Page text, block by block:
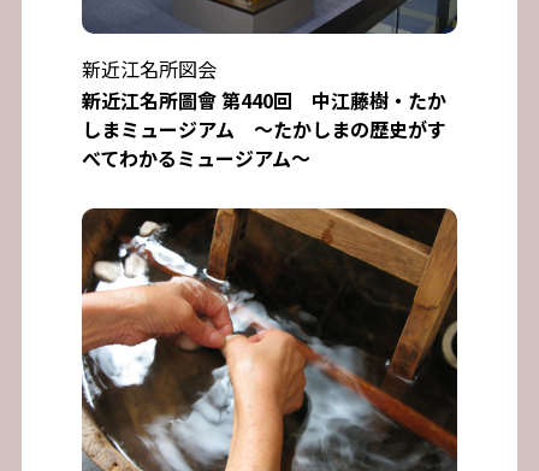
新近江名所図会
新近江名所圖會 第440回 中江藤樹・たか
しまミュージアム ～たかしまの歴史がす
べてわかるミュージアム～